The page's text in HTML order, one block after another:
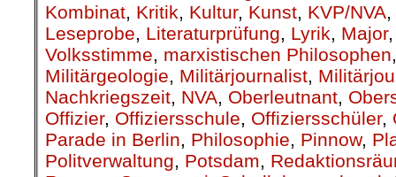
Kombinat, Kritik, Kultur, Kunst, KVP/NVA,
Leseprobe, Literaturprüfung, Lyrik, Major
Volksstimme, marxistischen Philosophen
Militärgeologie, Militärjournalist,
Nachkriegszeit, NVA, Oberleutnant,
Offizier, Offiziersschule, Offiziersschüler,
Parade in Berlin, Philosophie, Pinnow,
Politverwaltung, Potsdam,